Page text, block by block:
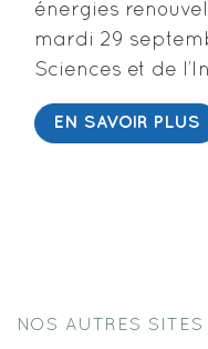
énergies
mardi 29
Sciences et de
EN SAVOIR PLUS
NOS AUTRES